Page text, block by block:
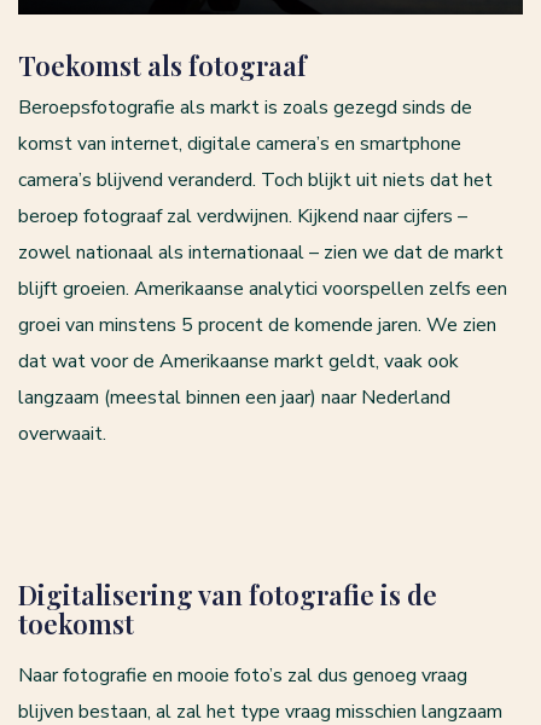
Toekomst als fotograaf
Beroepsfotografie als markt is zoals gezegd sinds de
komst van internet, digitale camera’s en smartphone
camera’s blijvend veranderd. Toch blijkt uit niets dat het
beroep fotograaf zal verdwijnen. Kijkend naar cijfers –
zowel nationaal als internationaal – zien we dat de markt
blijft groeien. Amerikaanse analytici voorspellen zelfs een
groei van minstens 5 procent de komende jaren. We zien
dat wat voor de Amerikaanse markt geldt, vaak ook
langzaam (meestal binnen een jaar) naar Nederland
overwaait.
Digitalisering van fotografie is de
toekomst
Naar fotografie en mooie foto’s zal dus genoeg vraag
blijven bestaan, al zal het type vraag misschien langzaam